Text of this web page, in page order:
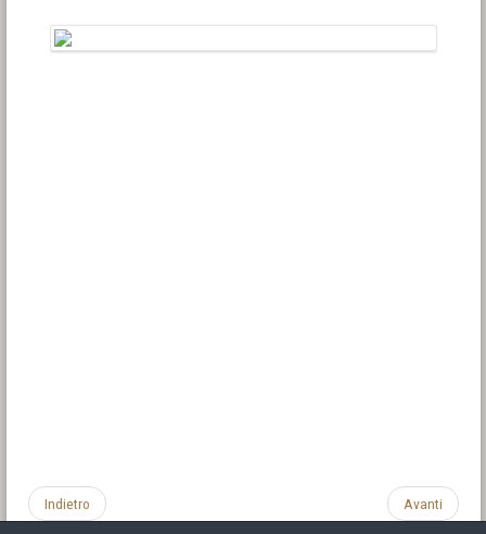
Indietro Avanti